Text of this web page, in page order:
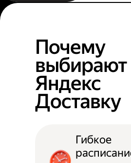
Почему
выбирают
Яндекс
Доставку
Гибкое